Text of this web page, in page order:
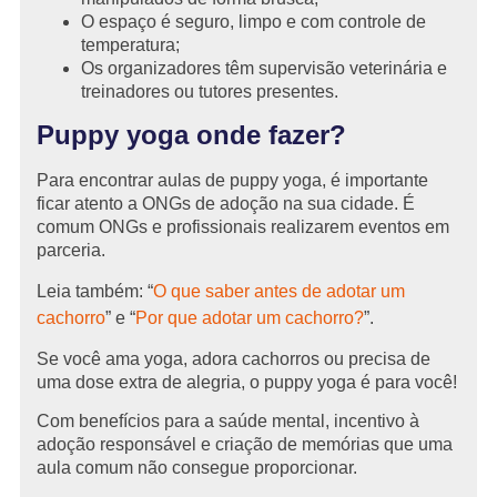
O espaço é seguro, limpo e com controle de
temperatura;
Os organizadores têm supervisão veterinária e
treinadores ou tutores presentes.
Puppy yoga onde fazer?
Para encontrar aulas de puppy yoga, é importante
ficar atento a ONGs de adoção na sua cidade. É
comum ONGs e profissionais realizarem eventos em
parceria.
Leia também: “O que saber antes de adotar um
cachorro” e “Por que adotar um cachorro?”.
Se você ama yoga, adora cachorros ou precisa de
uma dose extra de alegria, o puppy yoga é para você!
Com benefícios para a saúde mental, incentivo à
adoção responsável e criação de memórias que uma
aula comum não consegue proporcionar.